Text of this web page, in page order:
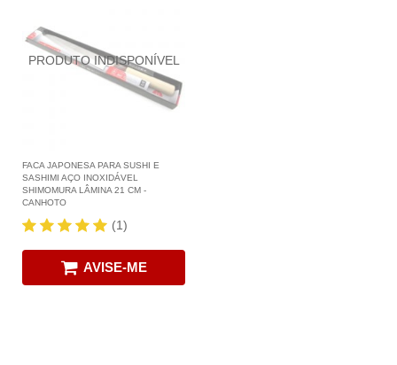
FACA JAPONESA PARA SUSHI E
SASHIMI AÇO INOXIDÁVEL
SHIMOMURA LÂMINA 21 CM -
CANHOTO
(1)
AVISE-ME